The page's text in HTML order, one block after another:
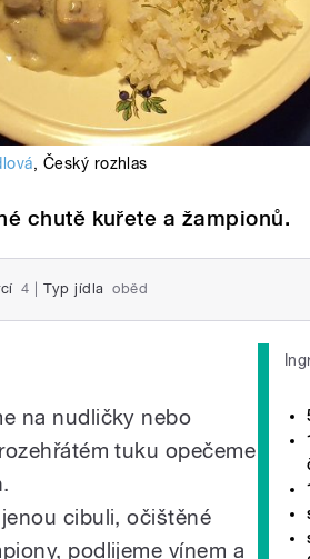
, Český rozhlas
chutě kuřete a žampionů.
4 Typ jídla oběd
na nudličky nebo
tuku opečeme
cibuli, očištěné
podlijeme vínem a